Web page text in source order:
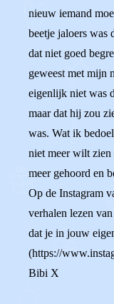
nieuw iemand
beetje jaloers was
dat niet goed
geweest met mijn
eigenlijk niet was
maar dat hij zou
was. Wat ik
niet meer wilt zien
meer gehoord en
Op de Instagram
verhalen lezen
dat je in jouw
(https://
Bibi X